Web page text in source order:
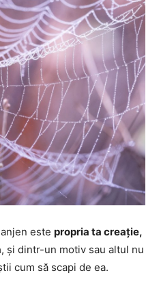
este propria ta creație,
, și dintr-un motiv sau altul nu
cum să scapi de ea.